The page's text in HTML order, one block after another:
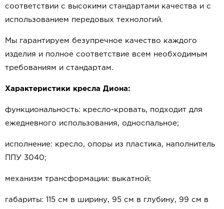
соответствии с высокими стандартами качества и с
использованием передовых технологий.
Мы гарантируем безупречное качество каждого
изделия и полное соответствие всем необходимым
требованиям и стандартам.
Характеристики кресла Диона:
функциональность: кресло-кровать, подходит для
ежедневного использования, односпальное;
исполнение: кресло, опоры из пластика, наполнитель
ППУ 3040;
механизм трансформации: выкатной;
габариты: 115 см в ширину, 95 см в глубину, 99 см в